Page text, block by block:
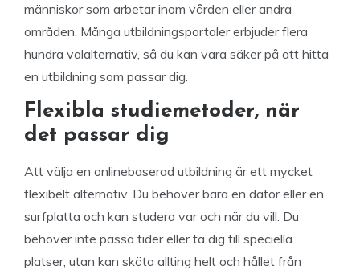
människor som arbetar inom vården eller andra
områden. Många utbildningsportaler erbjuder flera
hundra valalternativ, så du kan vara säker på att hitta
en utbildning som passar dig.
Flexibla studiemetoder, när
det passar dig
Att välja en onlinebaserad utbildning är ett mycket
flexibelt alternativ. Du behöver bara en dator eller en
surfplatta och kan studera var och när du vill. Du
behöver inte passa tider eller ta dig till speciella
platser, utan kan sköta allting helt och hållet från